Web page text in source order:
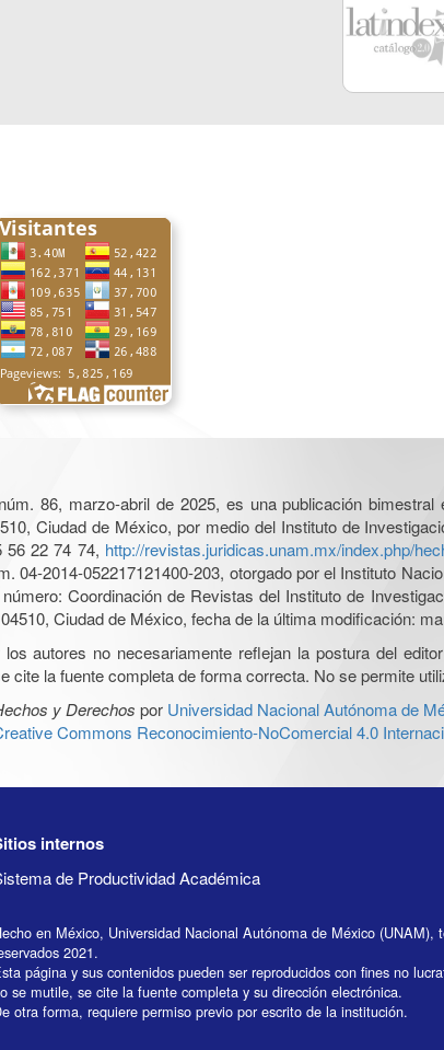
86, marzo-abril de 2025, es una publicación
Ciudad de México, por medio del Instituto de
56 22 74 74, http://revistas.juridicas.unam.mx/index.php/
04-2014-052217121400-203, otorgado por el Instituto
Coordinación de Revistas del Instituto de
Ciudad de México, fecha de la última modificación:
autores no necesariamente reflejan la postura del
cite la fuente completa de forma correcta. No se permite
y Derechos por Universidad Nacional Autónoma de
Commons Reconocimiento-NoComercial 4.0
internos
de Productividad Académica
en México, Universidad Nacional Autónoma de México (UNAM),
2021.
página y sus contenidos pueden ser reproducidos con fines no
se mutile, se cite la fuente completa y su dirección electrónica.
otra forma, requiere permiso previo por escrito de la institución.